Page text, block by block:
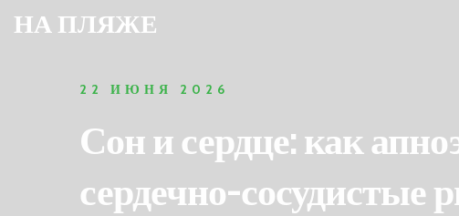
НА ПЛЯЖЕ
22 ИЮНЯ 2026
Сон и сердце: как
сердечно-сосудистые